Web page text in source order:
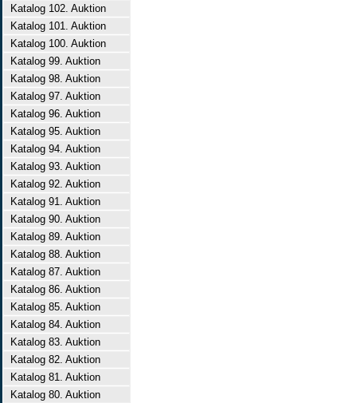
Katalog 102. Auktion
Katalog 101. Auktion
Katalog 100. Auktion
Katalog 99. Auktion
Katalog 98. Auktion
Katalog 97. Auktion
Katalog 96. Auktion
Katalog 95. Auktion
Katalog 94. Auktion
Katalog 93. Auktion
Katalog 92. Auktion
Katalog 91. Auktion
Katalog 90. Auktion
Katalog 89. Auktion
Katalog 88. Auktion
Katalog 87. Auktion
Katalog 86. Auktion
Katalog 85. Auktion
Katalog 84. Auktion
Katalog 83. Auktion
Katalog 82. Auktion
Katalog 81. Auktion
Katalog 80. Auktion